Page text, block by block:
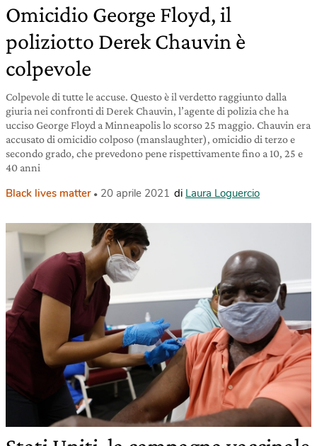
Omicidio George Floyd, il
poliziotto Derek Chauvin è
colpevole
Colpevole di tutte le accuse. Questo è il verdetto raggiunto dalla
giuria nei confronti di Derek Chauvin, l’agente di polizia che ha
ucciso George Floyd a Minneapolis lo scorso 25 maggio. Chauvin era
accusato di omicidio colposo (manslaughter), omicidio di terzo e
secondo grado, che prevedono pene rispettivamente fino a 10, 25 e
40 anni
Black lives matter 20 aprile 2021 di Laura Loguercio